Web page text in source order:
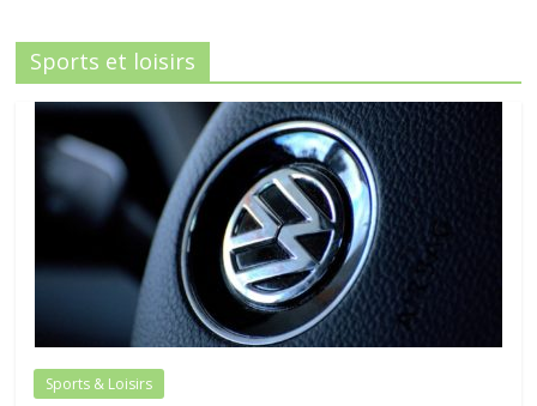
Sports et loisirs
Sports & Loisirs